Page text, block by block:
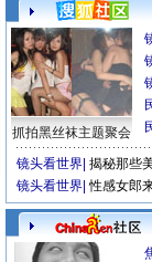
抓拍黑丝袜主题聚会
镜头看世界 揭秘那些
镜头看世界 性感女郎